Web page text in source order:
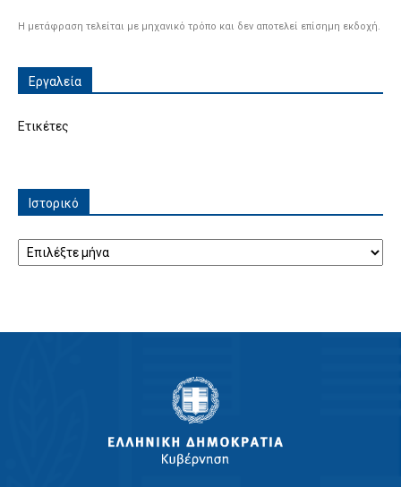
Η μετάφραση τελείται με μηχανικό τρόπο και δεν αποτελεί επίσημη εκδοχή.
Εργαλεία
Ετικέτες
Ιστορικό
Ιστορικό